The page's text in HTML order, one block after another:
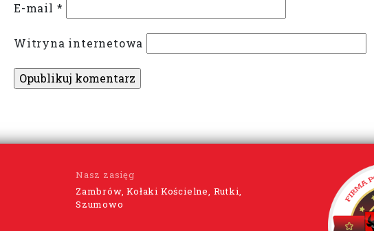
E-mail *
Witryna internetowa
Nasz zasięg
Zambrów, Kołaki Kościelne, Rutki,
Szumowo